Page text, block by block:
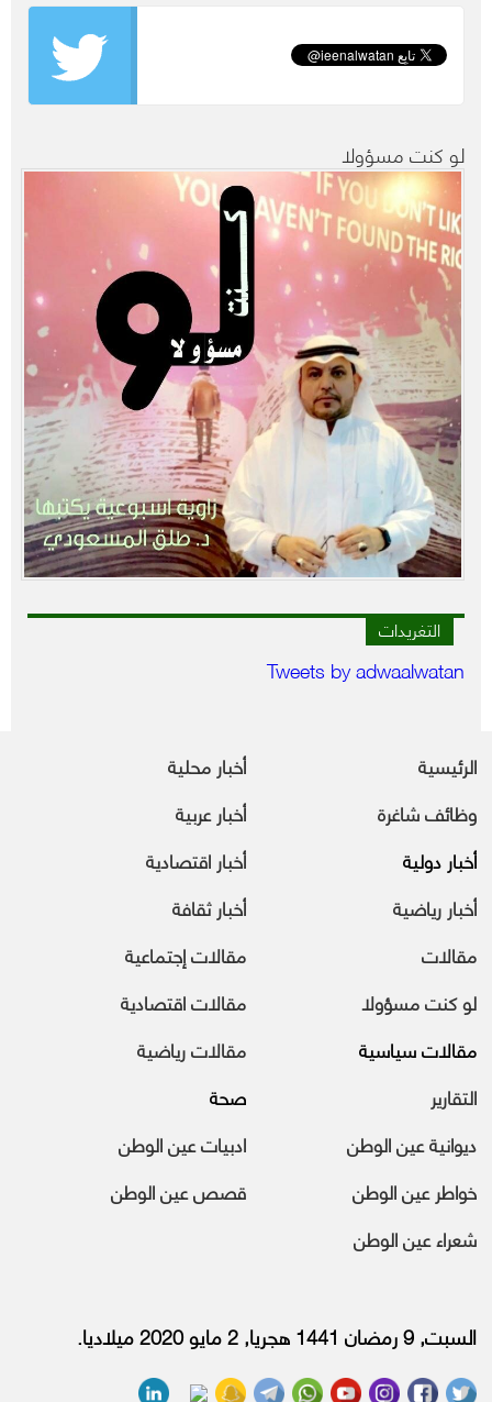
لو كنت مسؤولا
التغريدات
Tweets by adwaalwatan
الرئيسية
أخبار محلية
وظائف شاغرة
أخبار عربية
أخبار دولية
أخبار اقتصادية
أخبار رياضية
أخبار ثقافة
مقالات
مقالات إجتماعية
لو كنت مسؤولا
مقالات اقتصادية
مقالات سياسية
مقالات رياضية
التقارير
صحة
ديوانية عين الوطن
ادبيات عين الوطن
خواطر عين الوطن
قصص عين الوطن
شعراء عين الوطن
السبت, 9 رمضان 1441 هجريا, 2 مايو 2020 ميلاديا.